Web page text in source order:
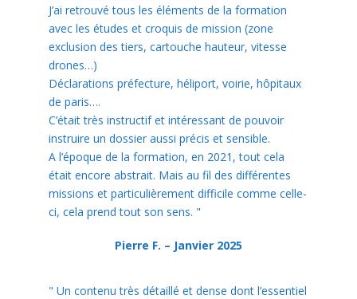
J’ai retrouvé tous les éléments de la formation
avec les études et croquis de mission (zone
exclusion des tiers, cartouche hauteur, vitesse
drones…)
Déclarations préfecture, héliport, voirie, hôpitaux
de paris….
C’était très instructif et intéressant de pouvoir
instruire un dossier aussi précis et sensible.
A l’époque de la formation, en 2021, tout cela
était encore abstrait. Mais au fil des différentes
missions et particulièrement difficile comme celle-
ci, cela prend tout son sens. "
Pierre F. – Janvier 2025
" Un contenu très détaillé et dense dont l’essentiel